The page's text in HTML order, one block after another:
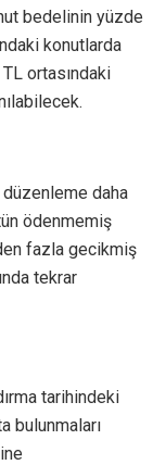
bedelinin yüzde
konutlarda
ortasındaki
daha
ödenmemiş
fazla gecikmiş
tekrar
tarihindeki
bulunmaları